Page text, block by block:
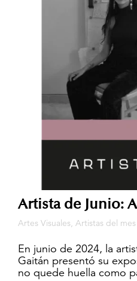
Artista de Junio:
Artes Visuales, Artistas del mes
En junio de 2024, la
Gaitán presentó su
no quede huella como